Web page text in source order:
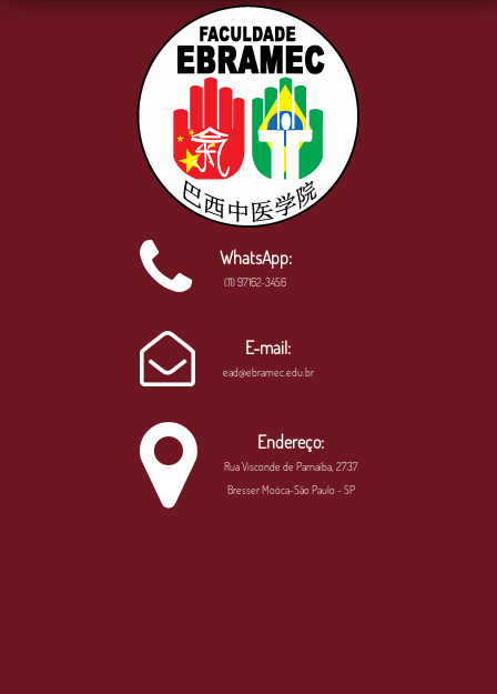
WhatsApp:
(11) 97162-3456
E-mail:
ead@ebramec.edu.br
Endereço:
Rua Visconde de Parnaíba, 2737
Bresser Moóca-São Paulo - SP